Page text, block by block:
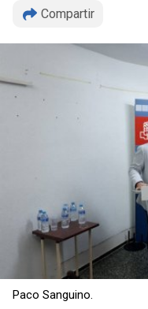
Compartir
Copiar
Paco Sanguino.